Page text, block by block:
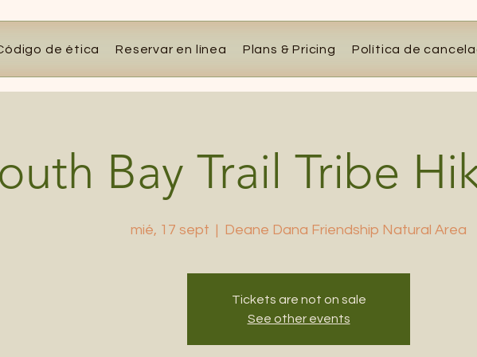
de ética Reservar en línea Plans & Pricing Política de
Bay Trail Tribe
mié, 17 sept Deane Dana Friendship Natural Area
Tickets are not on sale
See other events